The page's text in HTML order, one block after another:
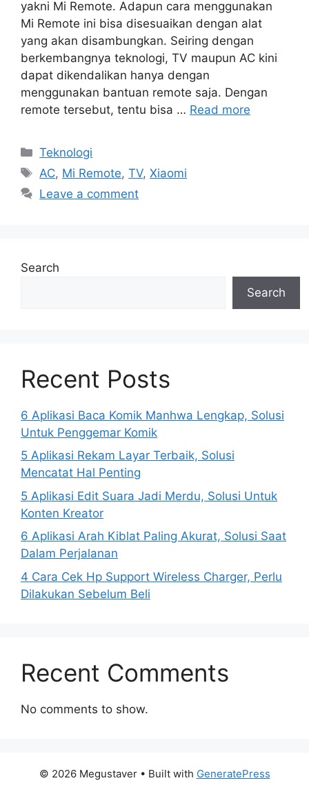
yakni Mi Remote. Adapun cara menggunakan
Mi Remote ini bisa disesuaikan dengan alat
yang akan disambungkan. Seiring dengan
berkembangnya teknologi, TV maupun AC kini
dapat dikendalikan hanya dengan
menggunakan bantuan remote saja. Dengan
remote tersebut, tentu bisa … Read more
Categories
Teknologi
Tags
AC, Mi Remote,TV,Xiaomi
Leave a comment
Search
Search
Recent Posts
6 Aplikasi Baca Komik Manhwa Lengkap, Solusi
Untuk Penggemar Komik
5 Aplikasi Rekam Layar Terbaik, Solusi
Mencatat Hal Penting
5 Aplikasi Edit Suara Jadi Merdu, Solusi Untuk
Konten Kreator
6 Aplikasi Arah Kiblat Paling Akurat, Solusi Saat
Dalam Perjalanan
4 Cara Cek Hp Support Wireless Charger, Perlu
Dilakukan Sebelum Beli
Recent Comments
No comments to show.
© 2026 Megustaver• Built with GeneratePress